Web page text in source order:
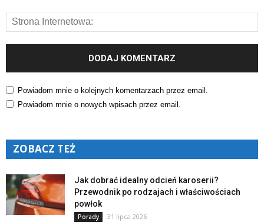
Powiadom mnie o kolejnych komentarzach przez email.
Powiadom mnie o nowych wpisach przez email.
ZOBACZ TEŻ
Jak dobrać idealny odcień karoserii?
Przewodnik po rodzajach i właściwościach
powłok
Porady 31 lipca 2026